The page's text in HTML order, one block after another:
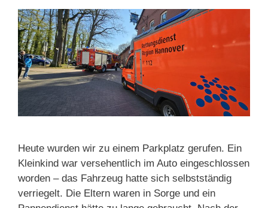
Heute wurden wir zu einem Parkplatz gerufen. Ein
Kleinkind war versehentlich im Auto eingeschlossen
worden – das Fahrzeug hatte sich selbstständig
verriegelt. Die Eltern waren in Sorge und ein